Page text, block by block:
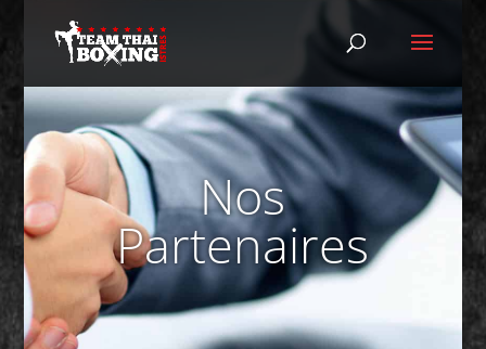
Nos
Partenaires